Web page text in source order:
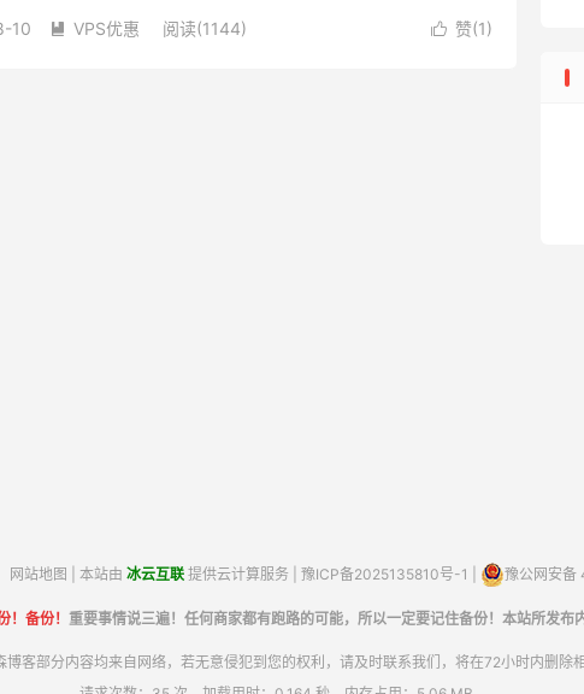
 赞(1)
10  VPS优惠 阅读(1144)
网站地图 | 本站由 冰云互联 提供云计算服务 | 豫ICP备2025135810号-1 豫公网安备
！备份！ 重要事情说三遍！任何商家都有跑路的可能，所以一定要记住备份！本站所发布
博客部分内容均来自网络，若无意侵犯到您的权利，请及时联系我们，将在72小时内删除相